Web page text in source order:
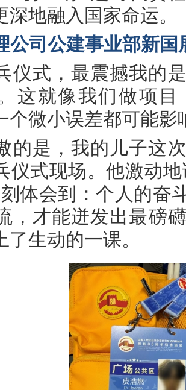
深地融入国家命运。
公司公建事业部新
仪式，最震撼我的
这就像我们做项
个微小误差都可能影
的是，我的儿子这
仪式现场。他激动
体会到：个人的奋
，才能迸发出最磅
生动的一课。